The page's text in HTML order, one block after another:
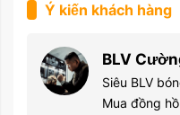
Ý kiến khách hàng
BLV
Siêu BLV
Mua đồng